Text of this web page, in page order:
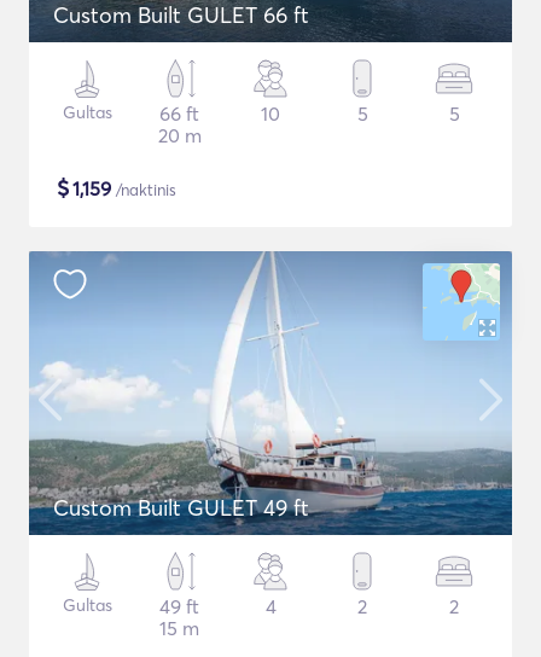
Custom Built GULET 66 ft
Gultas
66 ft
20 m
10 5 5
$1,159 /naktinis
Custom Built GULET 49 ft
Gultas
49 ft
15 m
4 2 2